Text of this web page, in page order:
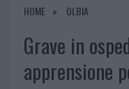
HOME OLBIA
Grave in
apprensione